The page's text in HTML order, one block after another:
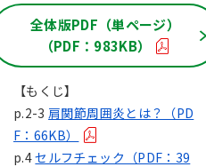
全体版PDF（単ページ）
（PDF：983KB）
【もくじ】
p.2-3肩関節周囲炎とは？（PD
F：66KB）
p.4セルフチェック（PDF：39